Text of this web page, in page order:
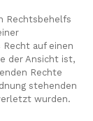
Rechtsbehelfs
Recht auf einen
der Ansicht ist,
Rechte
stehenden
wurden.